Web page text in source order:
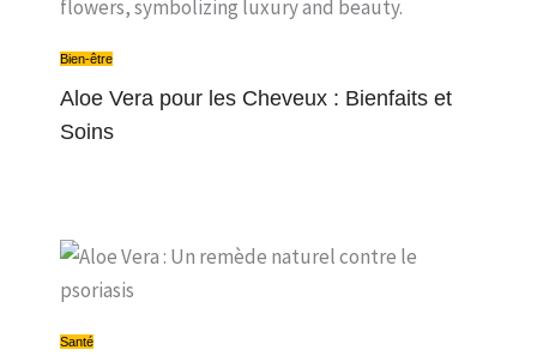
Bien-être
Aloe Vera pour les Cheveux : Bienfaits et
Soins
Santé